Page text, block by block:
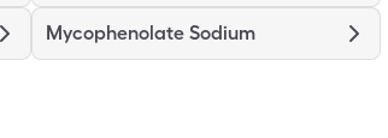
Mycophenolate Sodium